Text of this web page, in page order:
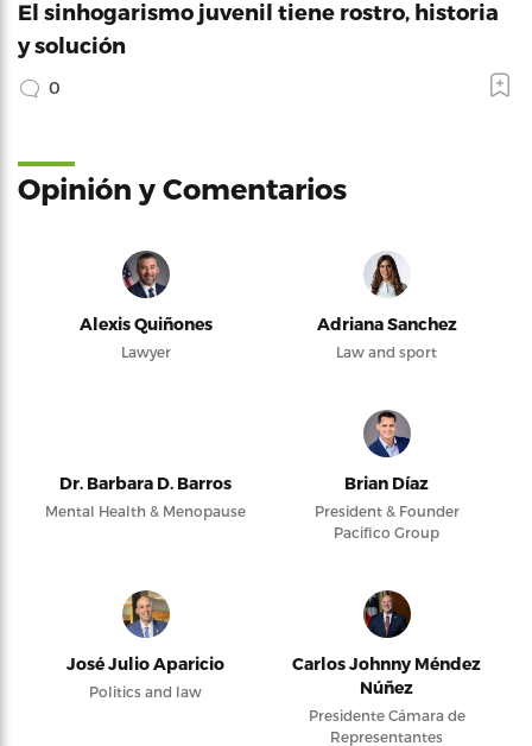
El sinhogarismo juvenil tiene rostro, historia
y solución
0
Opinión y Comentarios
Alexis Quiñones
Lawyer
Adriana Sanchez
Law and sport
Dr. Barbara D. Barros
Mental Health & Menopause
Brian Díaz
President & Founder
Pacifico Group
José Julio Aparicio
Politics and law
Carlos Johnny Méndez
Núñez
Presidente Cámara de
Representantes